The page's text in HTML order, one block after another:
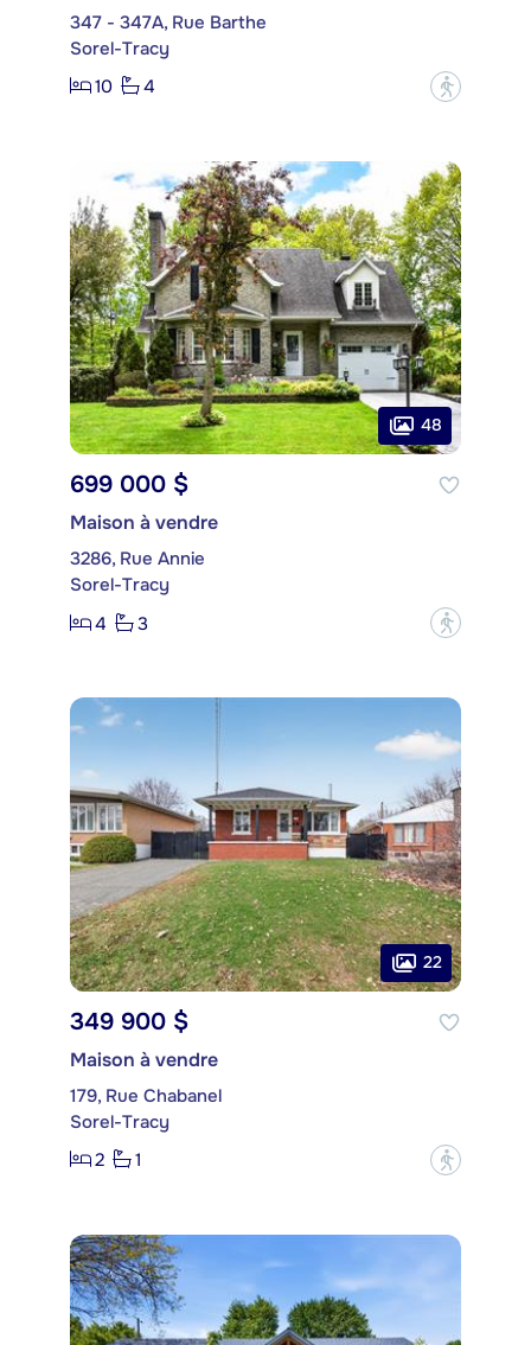
347 - 347A, Rue Barthe
Sorel-Tracy
10
4 ?
48
699 000 $
Maison à vendre
3286, Rue Annie
Sorel-Tracy
4
3 ?
22
349 900 $
Maison à vendre
179, Rue Chabanel
Sorel-Tracy
2
1 ?